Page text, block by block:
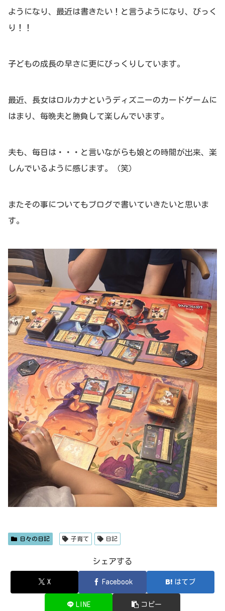
ようになり、最近は書きたい！と言うようになり、びっく
り！！
子どもの成長の早さに更にびっくりしています。
最近、長女はロルカナというディズニーのカードゲームに
はまり、毎晩夫と勝負して楽しんでいます。
夫も、毎日は・・・と言いながらも娘との時間が出来、楽
しんでいるように感じます。（笑）
またその事についてもブログで書いていきたいと思いま
す。
日々の日記 子育て 日記
シェアする
X Facebook はてブ
LINE コピー